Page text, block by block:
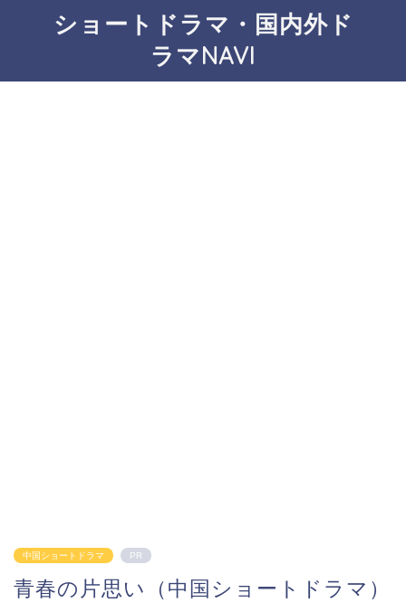
ショートドラマ・国内外ド
ラマNAVI
中国ショートドラマ PR
青春の片思い（中国ショートドラマ）